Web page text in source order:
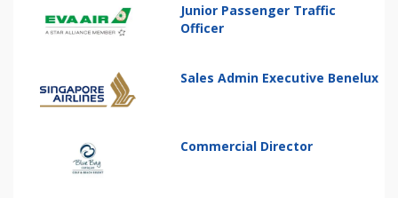
Junior Passenger Traffic
Officer
Sales Admin Executive Benelux
Commercial Director